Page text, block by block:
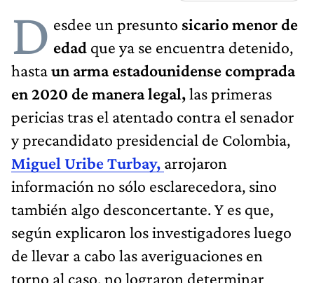
D esdee un presunto sicario menor de
edad que ya se encuentra detenido,
hastaun arma estadounidense comprada
en 2020 de manera legal,las primeras
pericias tras el atentado contra el senador
y precandidato presidencial de Colombia,
Miguel Uribe Turbay, arrojaron
información no sólo esclarecedora, sino
también algo desconcertante. Y es que,
según explicaron los investigadores luego
de llevar a cabo las averiguaciones en
torno al caso, no lograron determinar